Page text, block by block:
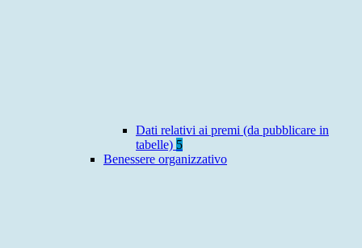
Dati relativi ai premi (da pubblicare in
tabelle) 5
Benessere organizzativo